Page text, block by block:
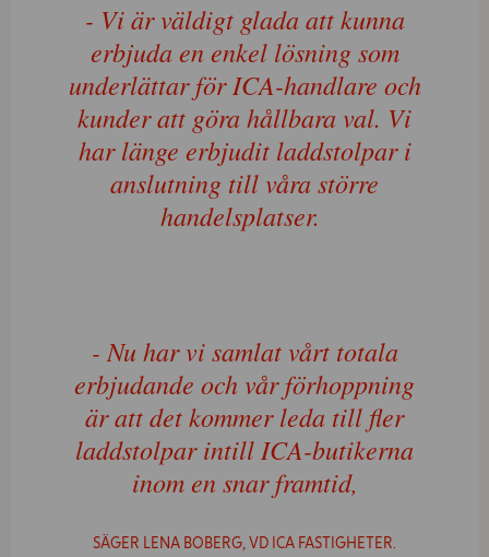
- Vi är väldigt glada att kunna
erbjuda en enkel lösning som
underlättar för ICA-handlare och
kunder att göra hållbara val. Vi
har länge erbjudit laddstolpar i
anslutning till våra större
handelsplatser.
- Nu har vi samlat vårt totala
erbjudande och vår förhoppning
är att det kommer leda till fler
laddstolpar intill ICA-butikerna
inom en snar framtid,
SÄGER LENA BOBERG, VD ICA FASTIGHETER.